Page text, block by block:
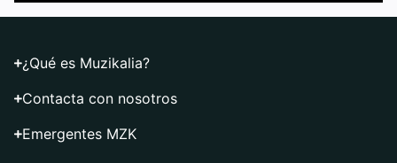
¿Qué es Muzikalia?
Contacta con nosotros
Emergentes MZK